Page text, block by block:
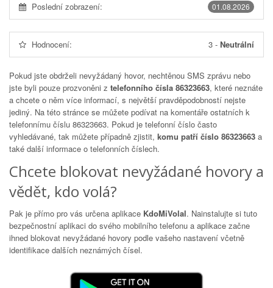
01.08.2026
Poslední zobrazení:
Hodnocení: 3 - Neutrální
Pokud jste obdrželi nevyžádaný hovor, nechtěnou SMS zprávu nebo
jste byli pouze prozvoněni z telefonního čísla 86323663, které neznáte
a chcete o něm více informací, s největší pravděpodobností nejste
jediný. Na této stránce se můžete podívat na komentáře ostatních k
telefonnímu číslu 86323663. Pokud je telefonní číslo často
vyhledávané, tak můžete případně zjistit, komu patří číslo 86323663 a
také další informace o telefonních číslech.
Chcete blokovat nevyžádané hovory a
vědět, kdo volá?
Pak je přímo pro vás určena aplikace KdoMiVolal. Nainstalujte si tuto
bezpečnostní aplikaci do svého mobilního telefonu a aplikace začne
ihned blokovat nevyžádané hovory podle vašeho nastavení včetně
identifikace dalších neznámých čísel.